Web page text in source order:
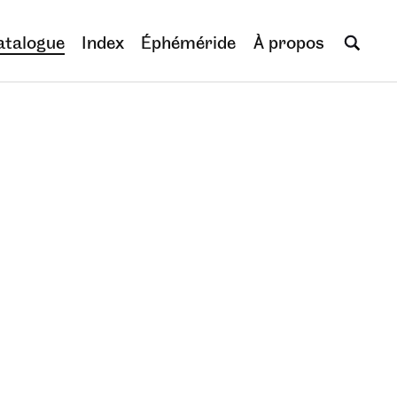
Index Éphéméride À propos